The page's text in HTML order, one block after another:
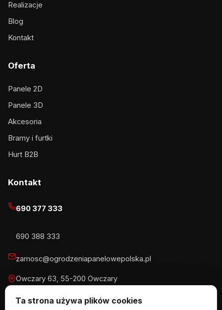
Ta strona używa plików cookies
Realizacje
Blog
Kontakt
Oferta
Panele 2D
Panele 3D
Akcesoria
Bramy i furtki
Hurt B2B
Kontakt
690 377 333
690 388 333
zamosc@ogrodzeniapanelowepolska.pl
Owczary 63, 55-200 Owczary
Pn-Pt 8-16, Sb 8-13:30